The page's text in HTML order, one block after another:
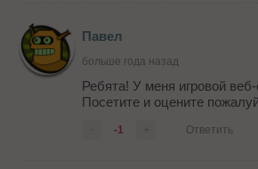
Павел
больше года назад
Ребята! У меня игровой
Посетите и оцените
-1 Ответить